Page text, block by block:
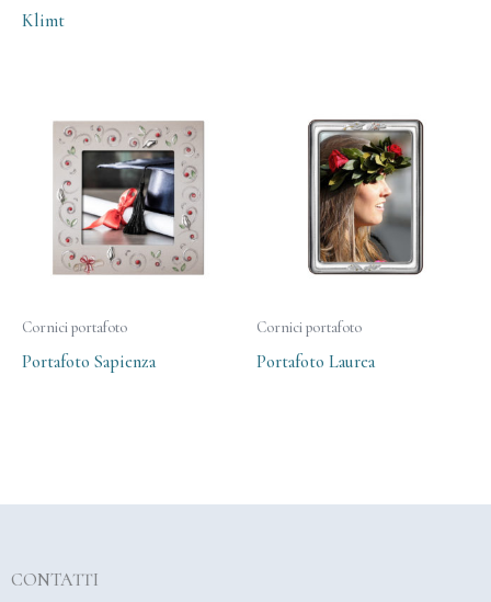
Klimt
Cornici portafoto
Portafoto Sapienza
Cornici portafoto
Portafoto Laurea
CONTATTI